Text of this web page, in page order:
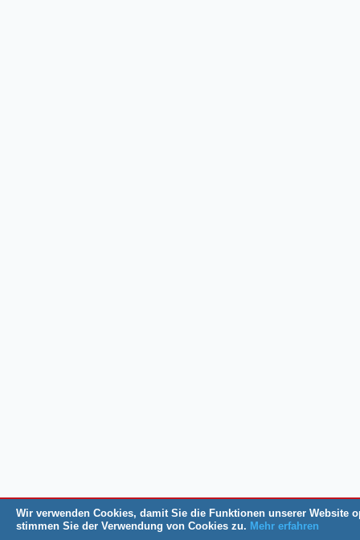
Wir verwenden Cookies, damit Sie die Funktionen unserer Website
stimmen Sie der Verwendung von Cookies zu. Mehr erfahren